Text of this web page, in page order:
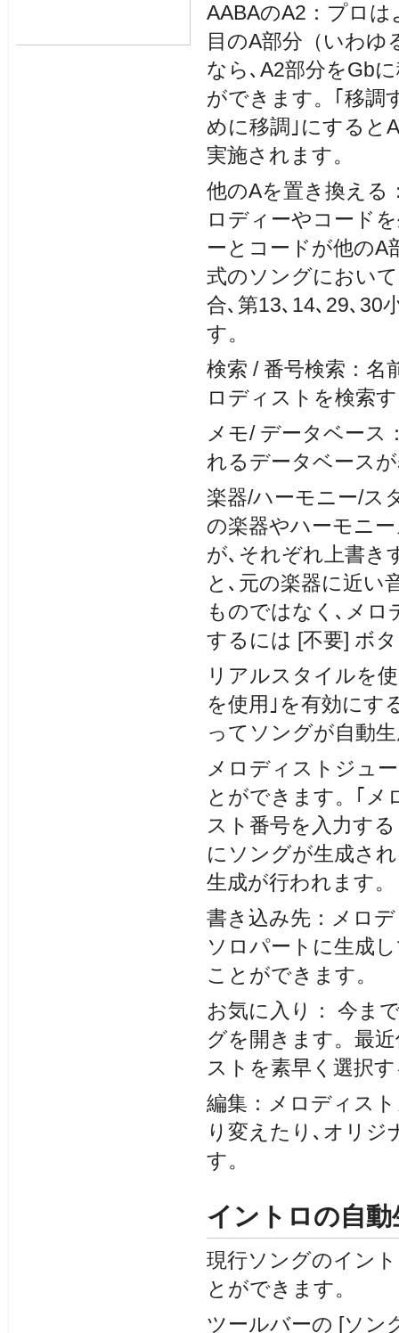
AABAのA2：プロ
目のA部分（いわゆ
なら､A2部分をGb
ができます。｢移調
めに移調｣にすると
実施されます。
他のAを置き換える
ロディーやコード
ーとコードが他のA
式のソングにおい
合､第13､14､29､30
す。
検索 / 番号検索：名
ロディストを検索
メモ/ データベース
れるデータベース
楽器/ハーモニー/ス
の楽器やハーモニ
が､それぞれ上書き
と､元の楽器に近い
ものではなく､メロ
するには [不要] ボ
リアルスタイルを
を使用｣を有効にす
ってソングが自動
メロディストジュ
とができます。｢メ
スト番号を入力す
にソングが生成さ
生成が行われます。
書き込み先：メロ
ソロパートに生成
ことができます。
お気に入り： 今ま
グを開きます。最
ストを素早く選択
編集：メロディス
り変えたり､オリ
す。
イントロの自動
現行ソングのイン
とができます。
ツールバーの [ソン